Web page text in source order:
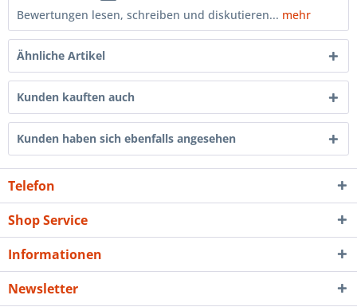
Bewertungen lesen, schreiben und diskutieren... mehr
Ähnliche Artikel
Kunden kauften auch
Kunden haben sich ebenfalls angesehen
Telefon
Shop Service
Informationen
Newsletter